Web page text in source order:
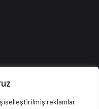
reklamlar